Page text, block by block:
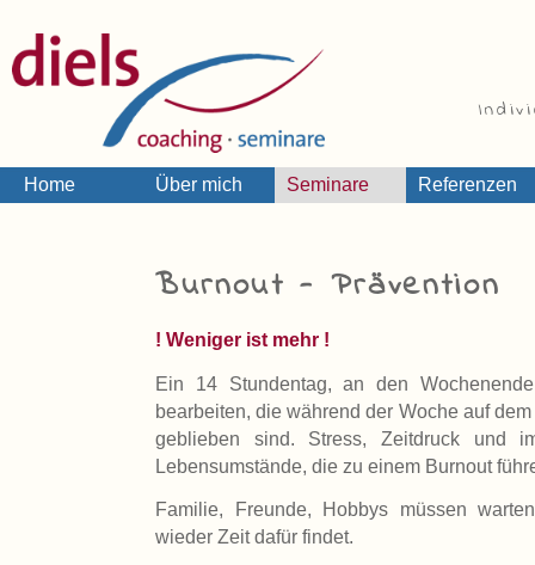
Home Über mich Seminare Referenzen
Burnout - Prävention
! Weniger ist mehr !
Ein 14 Stundentag, an den
bearbeiten, die während der Woche auf
geblieben sind. Stress, Zeitdruck und
Lebensumstände, die zu einem Burnout
Familie, Freunde, Hobbys müssen
wieder Zeit dafür findet.